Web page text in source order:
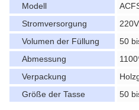
Modell
Stromversorgung
Volumen der Füllung
50
Abmessung
Verpackung
Größe der Tasse
50